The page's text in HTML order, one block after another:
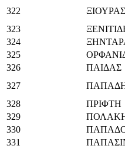
322
ΞΙΟΥΡΑΣ
323
324
325
326
ΠΑΙΔΑΣ
327
328
ΠΡΙΦΤΗ
329
330
331